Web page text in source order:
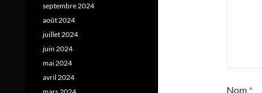
Nom *
septembre 2024
août 2024
juillet 2024
juin 2024
mai 2024
avril 2024